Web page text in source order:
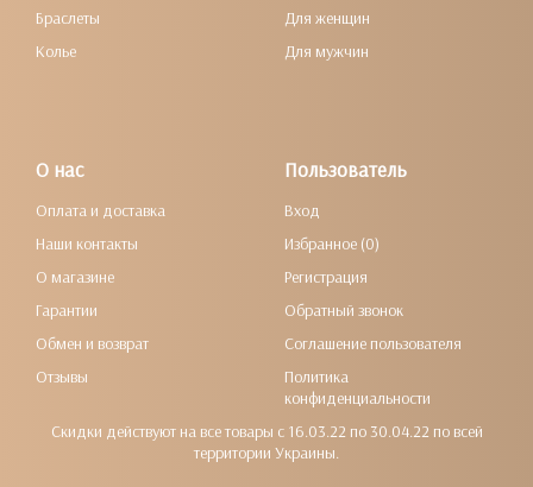
Браслеты
Колье
Для женщин
Для мужчин
О нас
Оплата и доставка
Наши контакты
О магазине
Гарантии
Обмен и возврат
Отзывы
Пользователь
Вход
Избранное (0)
Регистрация
Обратный звонок
Соглашение пользователя
Политика
конфиденциальности
Скидки действуют на все товары с 16.03.22 по 30.04.22 по всей
территории Украины.